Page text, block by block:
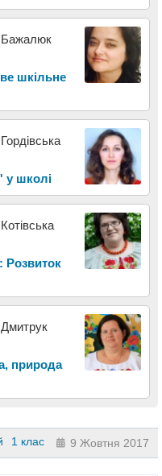
Бажалюк
шкільне
у школі
Розвиток
Дмитрук
природа
1 клас 9 Жовтня 2017